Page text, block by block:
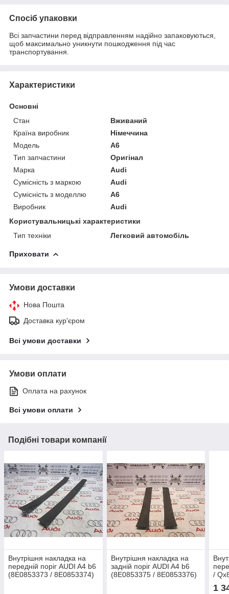
Спосіб упаковки
Всі запчастини перед відправленням надійно запаковуються,
щоб максимально уникнути пошкодження під час
транспортування.
Характеристики
Основні
Стан
Вживаний
Країна виробник
Німеччина
Модель
A6
Тип запчастини
Оригінал
Марка
Audi
Сумісність з маркою
Audi
Сумісність з моделлю
A6
Виробник
Audi
Користувальницькі характеристики
Тип техніки
Легковий автомобіль
Приховати
Умови доставки
Нова Пошта
Доставка кур'єром
Всі умови доставки
Умови оплати
Оплата на рахунок
Всі умови оплати
Подібні товари компанії
Внутрішня накладка на
передній поріг AUDI A4 b6
(8E0853373 / 8E0853374)
Внутрішня накладка на
задній поріг AUDI A4 b6
(8E0853375 / 8E0853376)
/
1